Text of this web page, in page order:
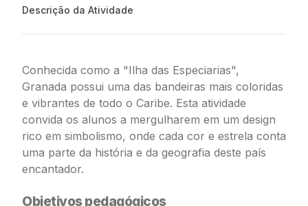
Descrição da Atividade
Conhecida como a "Ilha das Especiarias",
Granada possui uma das bandeiras mais coloridas
e vibrantes de todo o Caribe. Esta atividade
convida os alunos a mergulharem em um design
rico em simbolismo, onde cada cor e estrela conta
uma parte da história e da geografia deste país
encantador.
Objetivos pedagógicos